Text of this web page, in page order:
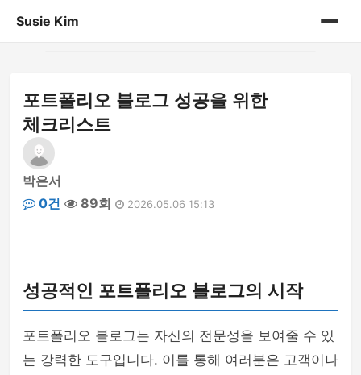
Susie Kim
게시판
포트폴리오 블로그 성공을 위한
체크리스트
박은서
0건
89회 2026.05.06 15:13
성공적인 포트폴리오 블로그의 시작
포트폴리오 블로그는 자신의 전문성을 보여줄 수 있
는 강력한 도구입니다. 이를 통해 여러분은 고객이나